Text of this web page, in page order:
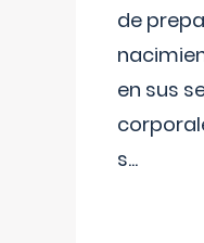
de
en sus
s...